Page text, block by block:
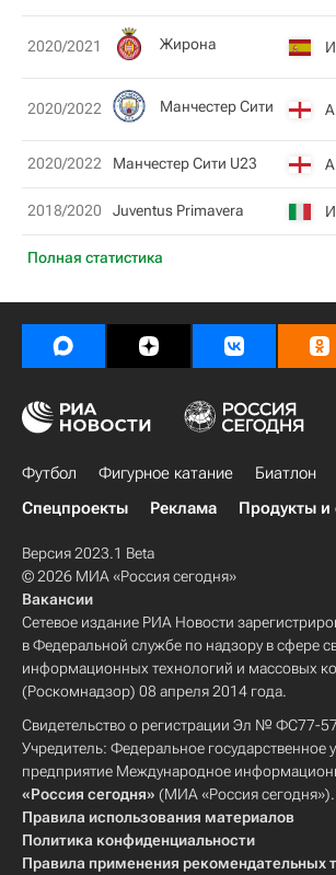
Полная статистика
2020/2021 Жирона
2020/2022 Манчестер Сити
2020/2022 Манчестер Сити U23
2018/2020 Juventus Primavera
Футбол Фигурное катание Биатлон
Спецпроекты
Реклама Продукты и
Версия 2023.1 Beta
© 2026 МИА «Россия сегодня»
Вакансии
Сетевое издание РИА Новости
в Федеральной службе по надзору в сфере
информационных технологий и массовых
(Роскомнадзор) 08 апреля 2014 года.
Свидетельство о регистрации Эл № ФС77-
Учредитель: Федеральное государственное
предприятие Международное
«Россия сегодня» (МИА «Россия сегодня»).
Правила использования материалов
Политика конфиденциальности
Правила применения рекомендательных